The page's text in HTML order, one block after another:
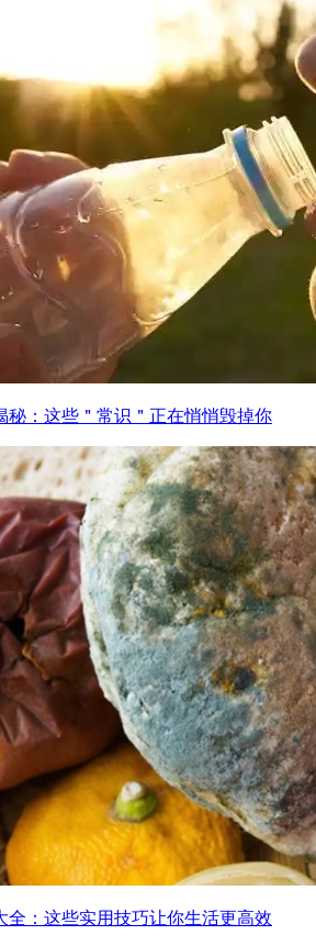
秘：这些＂常识＂正在悄悄毁掉你
全：这些实用技巧让你生活更高效